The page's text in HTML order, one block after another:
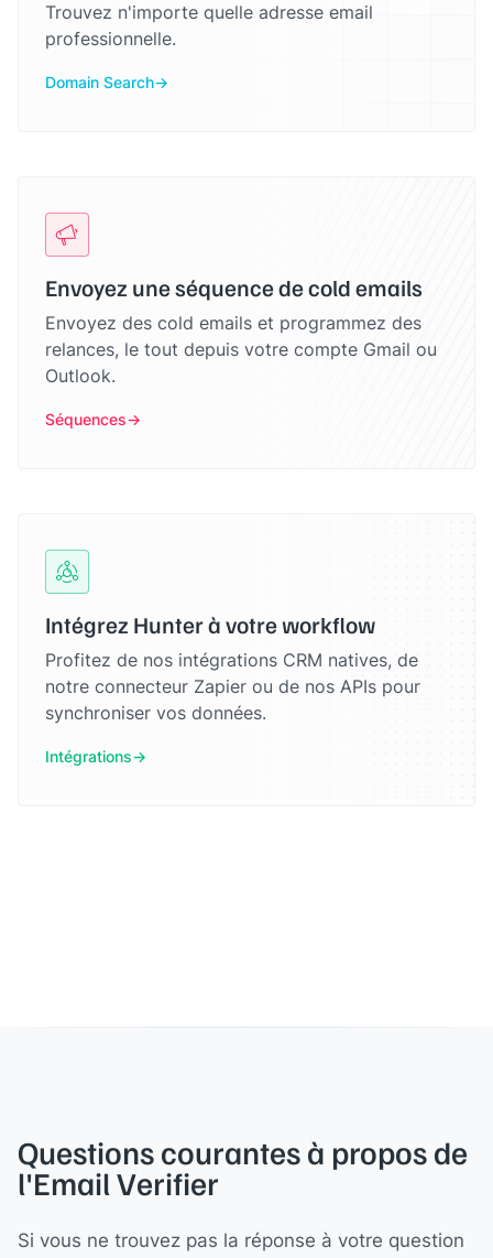
Trouvez n'importe quelle adresse email
professionnelle.
Domain Search
Envoyez une séquence de cold emails
Envoyez des cold emails et programmez des
relances, le tout depuis votre compte Gmail ou
Outlook.
Séquences
Intégrez Hunter à votre workflow
Profitez de nos intégrations CRM natives, de
notre connecteur Zapier ou de nos APIs pour
synchroniser vos données.
Intégrations
Questions courantes à propos de
l'Email Verifier
Si vous ne trouvez pas la réponse à votre question